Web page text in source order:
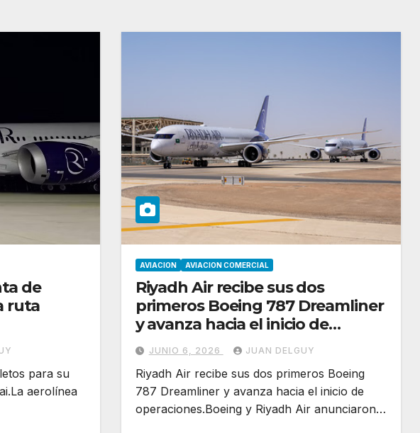
de
ruta
para su
aerolínea
AVIACION AVIACION COMERCIAL
Riyadh Air recibe sus dos
primeros Boeing 787 Dreamliner
y avanza hacia el inicio de
operaciones
JUNIO 6, 2026 JUAN DELGUY
Riyadh Air recibe sus dos primeros Boeing
787 Dreamliner y avanza hacia el inicio de
operaciones.Boeing y Riyadh Air anunciaron…